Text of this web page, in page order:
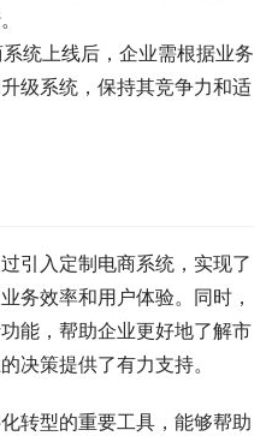
统上线后，企业需根据业务
级系统，保持其竞争力和适
引入定制电商系统，实现了
务效率和用户体验。同时，
能，帮助企业更好地了解市
决策提供了有力支持。
转型的重要工具，能够帮助